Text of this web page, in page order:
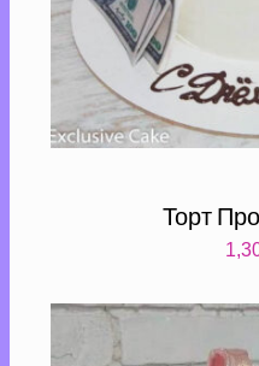
Торт